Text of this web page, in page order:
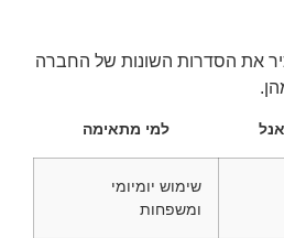
את הסדרות השונות של החברה
למי מתאימה
שימוש יומיומי
ומשפחות